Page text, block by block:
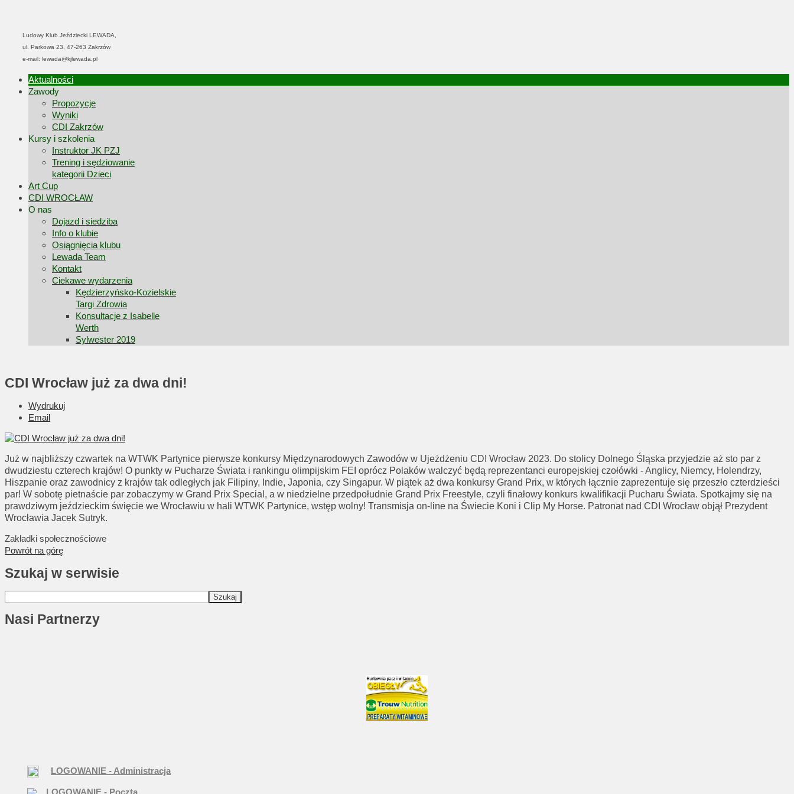
Ludowy Klub Jeździecki LEWADA,
ul. Parkowa 23, 47-263 Zakrzów
e-mail: lewada@kjlewada.pl
Aktualności
Zawody
Propozycje
Wyniki
CDI Zakrzów
Kursy i szkolenia
Instruktor JK PZJ
Trening i sędziowanie
kategorii Dzieci
Art Cup
CDI WROCŁAW
O nas
Dojazd i siedziba
Info o klubie
Osiągnięcia klubu
Lewada Team
Kontakt
Ciekawe wydarzenia
Kędzierzyńsko-Kozielskie
Targi Zdrowia
Konsultacje z Isabelle
Werth
Sylwester 2019
CDI Wrocław już za dwa dni!
Wydrukuj
Email
Już w najbliższy czwartek na WTWK Partynice pierwsze konkursy Międzynarodowych Zawodów w Ujeżdżeniu CDI Wrocław 2023. Do stolicy Dolnego Śląska przyjedzie aż sto par z
dwudziestu czterech krajów! O punkty w Pucharze Świata i rankingu olimpijskim FEI oprócz Polaków walczyć będą reprezentanci europejskiej czołówki - Anglicy, Niemcy, Holendrzy,
Hiszpanie oraz zawodnicy z krajów tak odległych jak Filipiny, Indie, Japonia, czy Singapur. W piątek aż dwa konkursy Grand Prix, w których łącznie zaprezentuje się przeszło czterdzieści
par! W sobotę pietnaście par zobaczymy w Grand Prix Special, a w niedzielne przedpołudnie Grand Prix Freestyle, czyli finałowy konkurs kwalifikacji Pucharu Świata. Spotkajmy się na
prawdziwym jeździeckim święcie we Wrocławiu w hali WTWK Partynice, wstęp wolny! Transmisja on-line na Świecie Koni i Clip My Horse. Patronat nad CDI Wrocław objął Prezydent
Wrocławia Jacek Sutryk.
Zakładki społecznościowe
Powrót na górę
Szukaj w serwisie
Nasi Partnerzy
LOGOWANIE - Administracja
LOGOWANIE - Poczta